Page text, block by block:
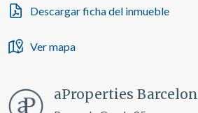
Descargar ficha del inmueble
Ver mapa
aProperties